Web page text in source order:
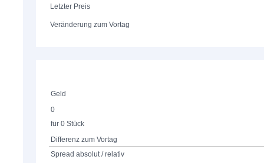
Letzter Preis
Veränderung zum Vortag
Geld
0
für 0 Stück
Differenz zum Vortag
Spread absolut / relativ